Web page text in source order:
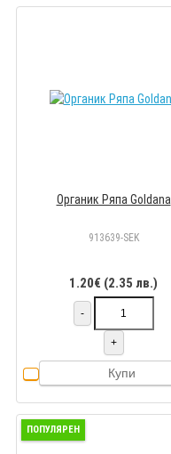
Органик Ряпа Goldana
913639-SEK
1.20€ (2.35 лв.)
-
+
Купи
ПОПУЛЯРЕН